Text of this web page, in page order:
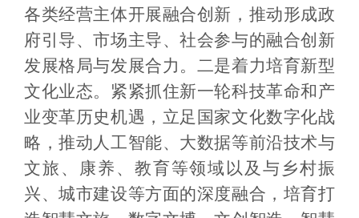
各类经营主体开展融合创新，推动形成政
府引导、市场主导、社会参与的融合创新
发展格局与发展合力。二是着力培育新型
文化业态。紧紧抓住新一轮科技革命和产
业变革历史机遇，立足国家文化数字化战
略，推动人工智能、大数据等前沿技术与
文旅、康养、教育等领域以及与乡村振
兴、城市建设等方面的深度融合，培育打